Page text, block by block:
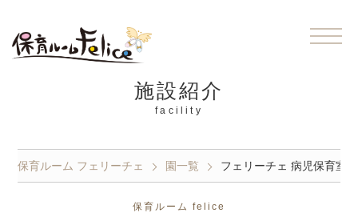
施設紹介
facility
保育ルーム フェリーチェ 園一覧 フェリーチェ 病児保育室
保育ルーム felice